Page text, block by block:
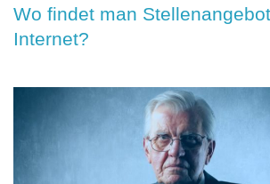
Wo findet man
Internet?